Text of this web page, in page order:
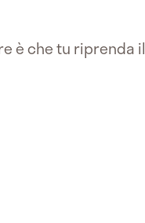
è che tu riprenda il